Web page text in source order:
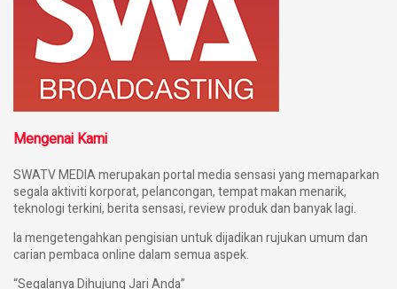
Mengenai Kami
SWATV MEDIA merupakan portal media sensasi yang memaparkan
segala aktiviti korporat, pelancongan, tempat makan menarik,
teknologi terkini, berita sensasi, review produk dan banyak lagi.
Ia mengetengahkan pengisian untuk dijadikan rujukan umum dan
carian pembaca online dalam semua aspek.
“Segalanya Dihujung Jari Anda”